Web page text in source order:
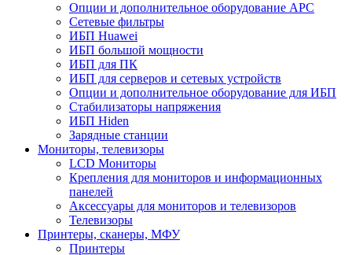
Опции и дополнительное оборудование АРС
Сетевые фильтры
ИБП Huawei
ИБП большой мощности
ИБП для ПК
ИБП для серверов и сетевых устройств
Опции и дополнительное оборудование для ИБП
Стабилизаторы напряжения
ИБП Hiden
Зарядные станции
Мониторы, телевизоры
LCD Мониторы
Крепления для мониторов и информационных
панелей
Аксессуары для мониторов и телевизоров
Телевизоры
Принтеры, сканеры, МФУ
Принтеры